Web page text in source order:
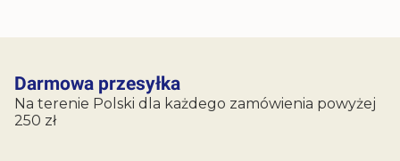
Darmowa przesyłka
Na terenie Polski dla każdego zamówienia powyżej
250 zł